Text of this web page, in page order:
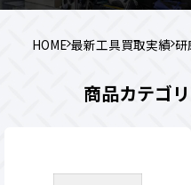
HOME 最新工具買取実績 研
商品カテゴ